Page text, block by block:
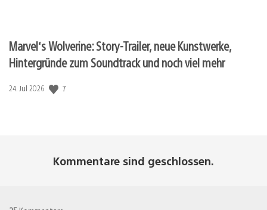
Marvel‘s Wolverine: Story-Trailer, neue Kunstwerke,
Hintergründe zum Soundtrack und noch viel mehr
Veröffentlichungsdatum:
24. Jul 2026 7
Kommentare sind geschlossen.